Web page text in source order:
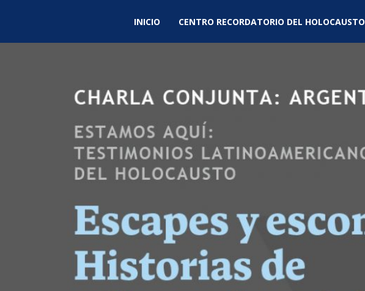
INICIO CENTRO RECORDATORIO DEL HOLOCAUSTO